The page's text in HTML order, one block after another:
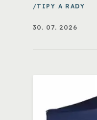
TIPY A RADY
30. 07. 2026